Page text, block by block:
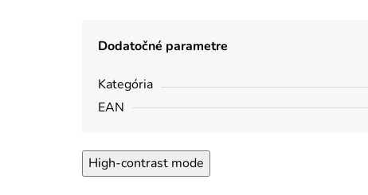
Dodatočné parametre
Kategória
EAN
High-contrast mode